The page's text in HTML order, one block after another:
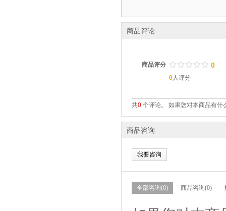
商品评论
商品评分 / / / / /
. . . . . 0
0人评分
共0 个评论。 如果您对本商品有什
商品咨询
我要咨询
全部咨询(0) 商品咨询(0)